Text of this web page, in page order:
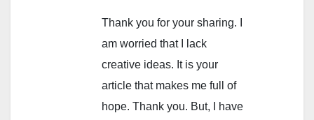
Thank you for your sharing. I
am worried that I lack
creative ideas. It is your
article that makes me full of
hope. Thank you. But, I have